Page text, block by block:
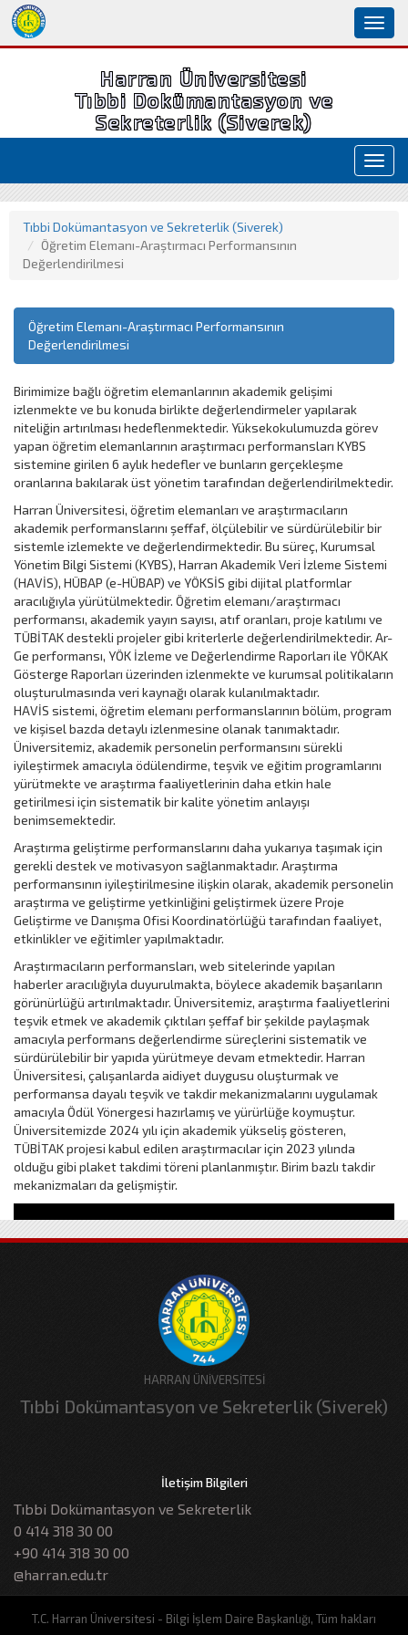
Harran Üniversitesi
Tıbbi Dokümantasyon ve
Sekreterlik (Siverek)
Tıbbi Dokümantasyon ve Sekreterlik (Siverek)
Öğretim Elemanı-Araştırmacı Performansının
Değerlendirilmesi
Öğretim Elemanı-Araştırmacı Performansının
Değerlendirilmesi
Birimimize bağlı öğretim elemanlarının akademik gelişimi
izlenmekte ve bu konuda birlikte değerlendirmeler yapılarak
niteliğin artırılması hedeflenmektedir. Yüksekokulumuzda görev
yapan öğretim elemanlarının araştırmacı performansları KYBS
sistemine girilen 6 aylık hedefler ve bunların gerçekleşme
oranlarına bakılarak üst yönetim tarafından değerlendirilmektedir.
Harran Üniversitesi, öğretim elemanları ve araştırmacıların
akademik performanslarını şeffaf, ölçülebilir ve sürdürülebilir bir
sistemle izlemekte ve değerlendirmektedir. Bu süreç, Kurumsal
Yönetim Bilgi Sistemi (KYBS), Harran Akademik Veri İzleme Sistemi
(HAVİS), HÜBAP (e-HÜBAP) ve YÖKSİS gibi dijital platformlar
aracılığıyla yürütülmektedir. Öğretim elemanı/araştırmacı
performansı, akademik yayın sayısı, atıf oranları, proje katılımı ve
TÜBİTAK destekli projeler gibi kriterlerle değerlendirilmektedir. Ar-
Ge performansı, YÖK İzleme ve Değerlendirme Raporları ile YÖKAK
Gösterge Raporları üzerinden izlenmekte ve kurumsal politikaların
oluşturulmasında veri kaynağı olarak kulanılmaktadır.
HAVİS sistemi, öğretim elemanı performanslarının bölüm, program
ve kişisel bazda detaylı izlenmesine olanak tanımaktadır.
Üniversitemiz, akademik personelin performansını sürekli
iyileştirmek amacıyla ödülendirme, teşvik ve eğitim programlarını
yürütmekte ve araştırma faaliyetlerinin daha etkin hale
getirilmesi için sistematik bir kalite yönetim anlayışı
benimsemektedir.
Araştırma geliştirme performanslarını daha yukarıya taşımak için
gerekli destek ve motivasyon sağlanmaktadır. Araştırma
performansının iyileştirilmesine ilişkin olarak, akademik personelin
araştırma ve geliştirme yetkinliğini geliştirmek üzere Proje
Geliştirme ve Danışma Ofisi Koordinatörlüğü tarafından faaliyet,
etkinlikler ve eğitimler yapılmaktadır.
Araştırmacıların performansları, web sitelerinde yapılan
haberler aracılığıyla duyurulmakta, böylece akademik başarıların
görünürlüğü artırılmaktadır. Üniversitemiz, araştırma faaliyetlerini
teşvik etmek ve akademik çıktıları şeffaf bir şekilde paylaşmak
amacıyla performans değerlendirme süreçlerini sistematik ve
sürdürülebilir bir yapıda yürütmeye devam etmektedir. Harran
Üniversitesi, çalışanlarda aidiyet duygusu oluşturmak ve
performansa dayalı teşvik ve takdir mekanizmalarını uygulamak
amacıyla Ödül Yönergesi hazırlamış ve yürürlüğe koymuştur.
Üniversitemizde 2024 yılı için akademik yükseliş gösteren,
TÜBİTAK projesi kabul edilen araştırmacılar için 2023 yılında
olduğu gibi plaket takdimi töreni planlanmıştır. Birim bazlı takdir
mekanizmaları da gelişmiştir.
HARRAN ÜNİVERSİTESİ
Tıbbi Dokümantasyon ve Sekreterlik (Siverek)
İletişim Bilgileri
Tıbbi Dokümantasyon ve Sekreterlik
0 414 318 30 00
+90 414 318 30 00
@harran.edu.tr
T.C. Harran Üniversitesi - Bilgi İşlem Daire Başkanlığı, Tüm hakları